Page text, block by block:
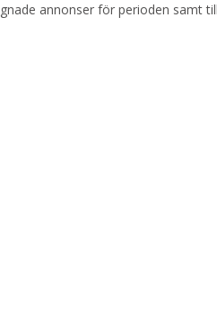
annonser för perioden samt